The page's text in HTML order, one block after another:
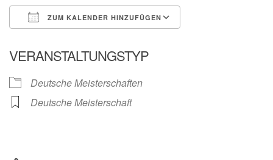
ZUM KALENDER HINZUFÜGEN
VERANSTALTUNGSTYP
Deutsche Meisterschaften
Deutsche Meisterschaft